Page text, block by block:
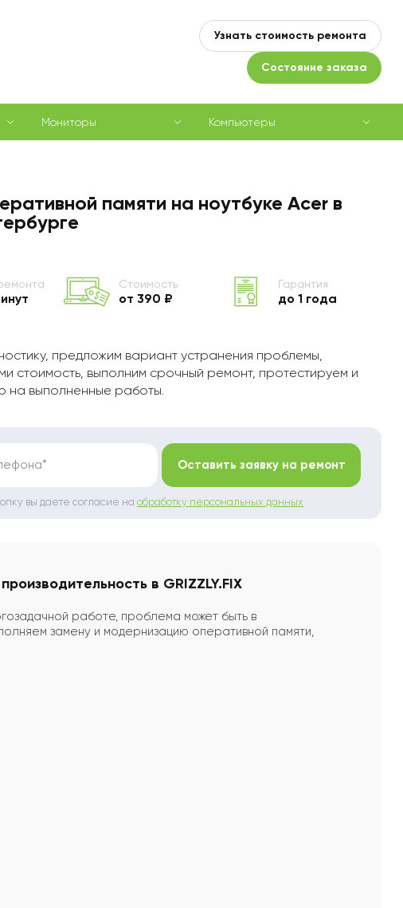
Узнать стоимость ремонта
Состояние заказа
Мониторы Компьютеры
памяти на ноутбуке Acer в
Стоимость
от 390 ₽
Гарантия
до 1 года
предложим вариант устранения проблемы,
стоимость, выполним срочный ремонт, протестируем и
на выполненные работы.
Оставить заявку на ремонт
вы даете согласие на обработку персональных данных
в GRIZZLY.FIX
работе, проблема может быть в
замену и модернизацию оперативной памяти,